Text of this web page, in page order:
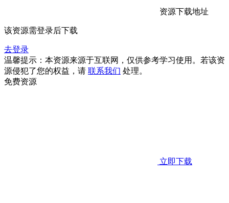
资源下载地址
该资源需登录后下载
去登录
温馨提示：本资源来源于互联网，仅供参考学习使用。若该资
源侵犯了您的权益，请 联系我们 处理。
免费资源
立即下载